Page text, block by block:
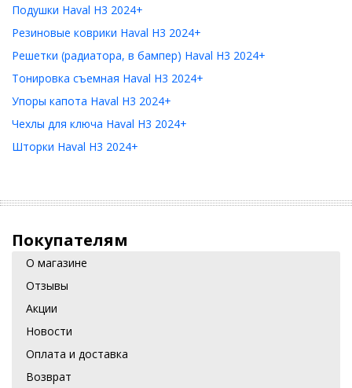
Подушки Haval H3 2024+
Резиновые коврики Haval H3 2024+
Решетки (радиатора, в бампер) Haval H3 2024+
Тонировка съемная Haval H3 2024+
Упоры капота Haval H3 2024+
Чехлы для ключа Haval H3 2024+
Шторки Haval H3 2024+
Покупателям
О магазине
Отзывы
Акции
Новости
Оплата и доставка
Возврат